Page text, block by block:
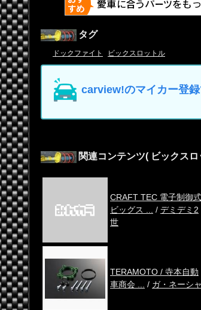
タグ
ドックファイト ビックスロットル
carview!のマイカー登
関連コンテンツ( ビックス
CRAFT TEC 電子制御式
ビッグス ...
/ デミデミ2
世
TERAMOTO / 寺本自動
車商会 ...
/ ガ・ネーシャ